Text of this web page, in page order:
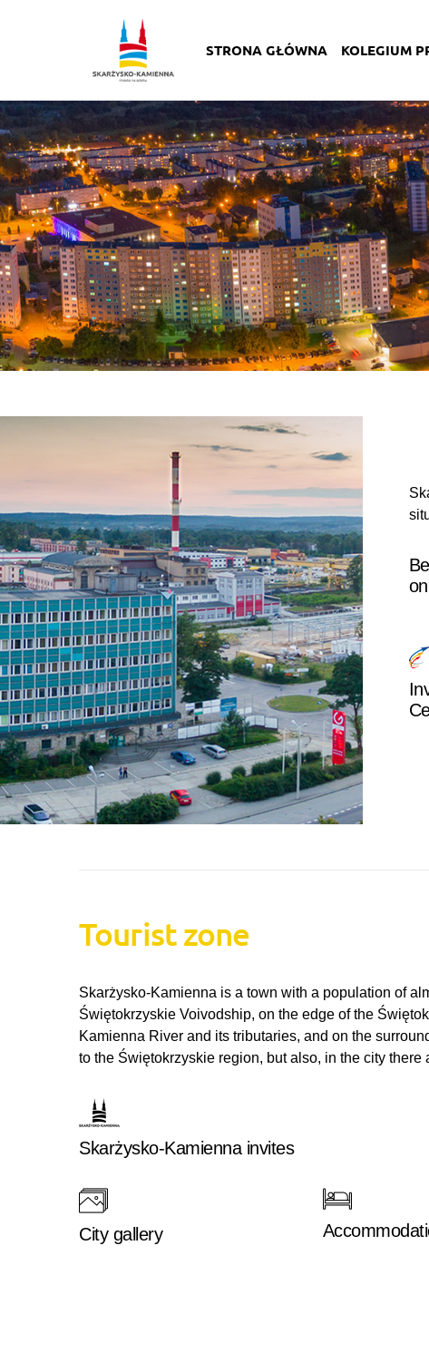
STRONA GŁÓWNA KOLEGIUM
Tourist zone
Skarżysko-Kamienna is a town with a population of
Świętokrzyskie Voivodship, on the edge of the
Kamienna River and its tributaries, and on the
to the Świętokrzyskie region, but also, in the city
Skarżysko-Kamienna invites
City ​​gallery